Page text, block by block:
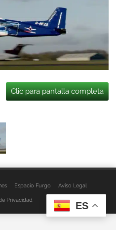
Clic para pantalla completa
Espacio Furgo Aviso Legal
Privacidad
ES